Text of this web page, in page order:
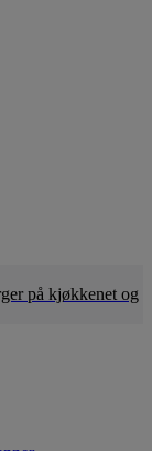
på kjøkkenet og